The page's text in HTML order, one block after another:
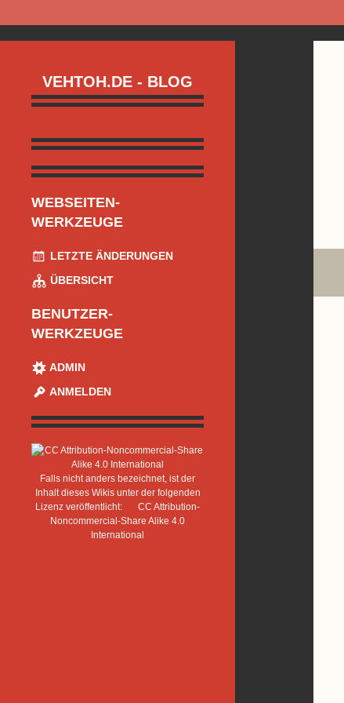
VEHTOH.DE - BLOG
WEBSEITEN-
WERKZEUGE
LETZTE ÄNDERUNGEN
ÜBERSICHT
BENUTZER-
WERKZEUGE
ADMIN
ANMELDEN
Falls nicht anders bezeichnet, ist der
Inhalt dieses Wikis unter der folgenden
Lizenz veröffentlicht:
CC Attribution-
Noncommercial-Share Alike 4.0
International